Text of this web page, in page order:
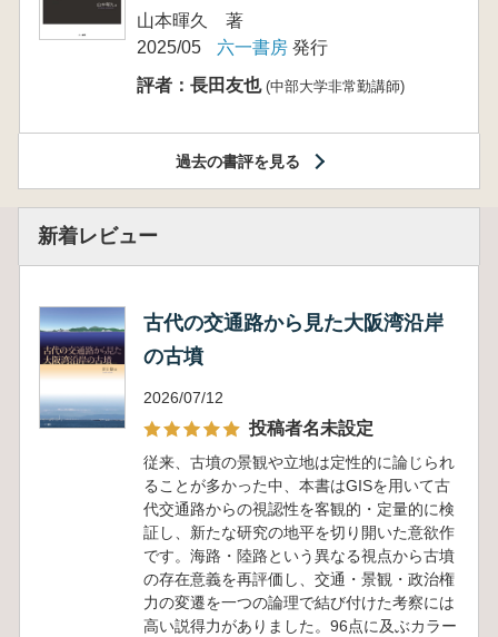
山本暉久 著
2025/05
六一書房 発行
評者：長田友也 (中部大学非常勤講師)
過去の書評を見る
新着レビュー
古代の交通路から見た大阪湾沿岸
の古墳
2026/07/12
投稿者名未設定
従来、古墳の景観や立地は定性的に論じられ
ることが多かった中、本書はGISを用いて古
代交通路からの視認性を客観的・定量的に検
証し、新たな研究の地平を切り開いた意欲作
です。海路・陸路という異なる視点から古墳
の存在意義を再評価し、交通・景観・政治権
力の変遷を一つの論理で結び付けた考察には
高い説得力がありました。96点に及ぶカラー